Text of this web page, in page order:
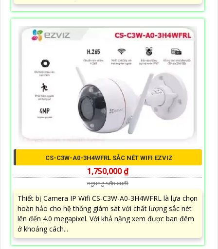
CS-C3W-A0-3H4WFRL SẮC NÉT WIFI EZVIZ
1,750,000 ₫
ngung s₫n xu₫t
Thiết bị Camera IP Wifi CS-C3W-A0-3H4WFRL là lựa chọn
hoàn hảo cho hệ thống giám sát với chất lượng sắc nét
lên đến 4.0 megapixel. Với khả năng xem được ban đêm
ở khoảng cách...